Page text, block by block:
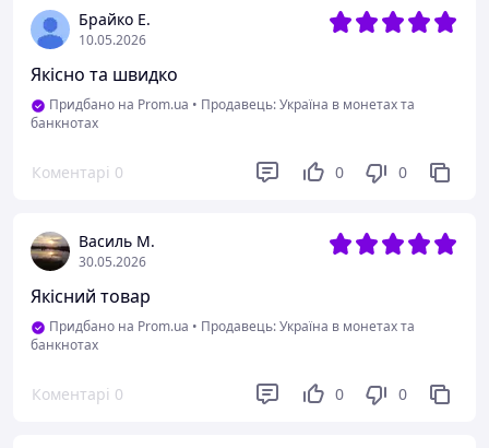
Брайко Е.
10.05.2026
Якісно та швидко
Придбано на Prom.ua • Продавець: Україна в монетах та
банкнотах
Коментарі 0 0 0
Василь М.
30.05.2026
Якісний товар
Придбано на Prom.ua • Продавець: Україна в монетах та
банкнотах
Коментарі 0 0 0